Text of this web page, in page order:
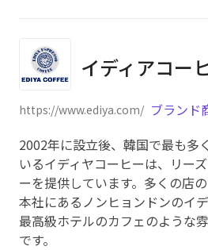
イディアコー
https://www.ediya.com/ ブランド
2002年に設立後、韓国で最も多
いるイディヤコーヒーは、リー
ーを提供しています。多くの店
本社にあるノンヒョンドンのイ
最高級ホテルのカフェのような
です。